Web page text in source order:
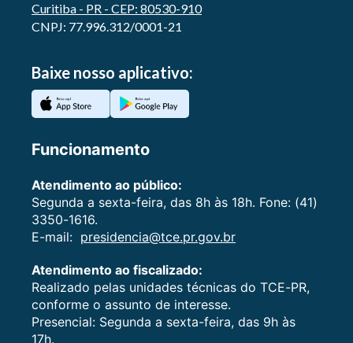
Curitiba - PR - CEP: 80530-910
CNPJ: 77.996.312/0001-21
Baixe nosso aplicativo:
Funcionamento
Atendimento ao público:
Segunda a sexta-feira, das 8h às 18h. Fone: (41)
3350-1616.
E-mail: presidencia@tce.pr.gov.br
Atendimento ao fiscalizado:
Realizado pelas unidades técnicas do TCE-PR,
conforme o assunto de interesse.
Presencial: Segunda a sexta-feira, das 9h às
17h.